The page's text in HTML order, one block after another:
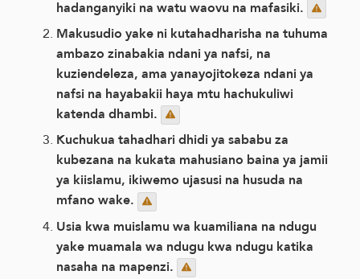
hadanganyiki na watu waovu na mafasiki.
Makusudio yake ni kutahadharisha na tuhuma
ambazo zinabakia ndani ya nafsi, na
kuziendeleza, ama yanayojitokeza ndani ya
nafsi na hayabakii haya mtu hachukuliwi
katenda dhambi.
Kuchukua tahadhari dhidi ya sababu za
kubezana na kukata mahusiano baina ya jamii
ya kiislamu, ikiwemo ujasusi na husuda na
mfano wake.
Usia kwa muislamu wa kuamiliana na ndugu
yake muamala wa ndugu kwa ndugu katika
nasaha na mapenzi.